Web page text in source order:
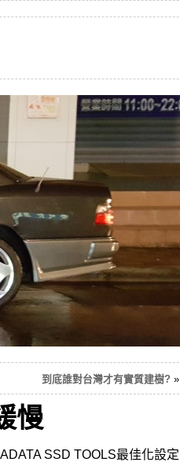
到底誰對台灣才有實質建樹? »
慢
SSD TOOLS最佳化設定